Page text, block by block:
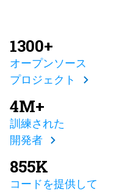
1300+
オープンソース
プロジェクト
4M+
訓練された
開発者
855K
コードを提供して